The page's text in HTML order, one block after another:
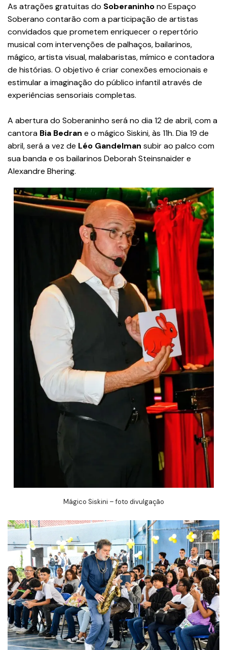
As atrações gratuitas do Soberaninhono Espaço
Soberano contarão com a participação de artistas
convidados que prometem enriquecer o repertório
musical com intervenções de palhaços, bailarinos,
mágico, artista visual, malabaristas, mímico e contadora
de histórias. O objetivo é criar conexões emocionais e
estimular a imaginação do público infantil através de
experiências sensoriais completas.
A abertura do Soberaninho será no dia 12 de abril, com a
cantora Bia Bedran e o mágico Siskini, às 11h. Dia 19 de
abril, será a vez de Léo Gandelman subir ao palco com
sua banda e os bailarinos Deborah Steinsnaider e
Alexandre Bhering.
Mágico Siskini – foto divulgação